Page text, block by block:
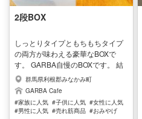
2段BOX
しっとりタイプともちもちタイプ
の両方が味わえる豪華なBOXで
す。 GARBA自慢のBOXです。 結
婚式や出産祝い、入学式、就職祝
いなどによく使われております。
群馬県利根郡みなかみ町
GARBA Cafe
#家族に人気 #子供に人気 #女性に人気
#男性に人気 #売れ筋商品 #おみやげ